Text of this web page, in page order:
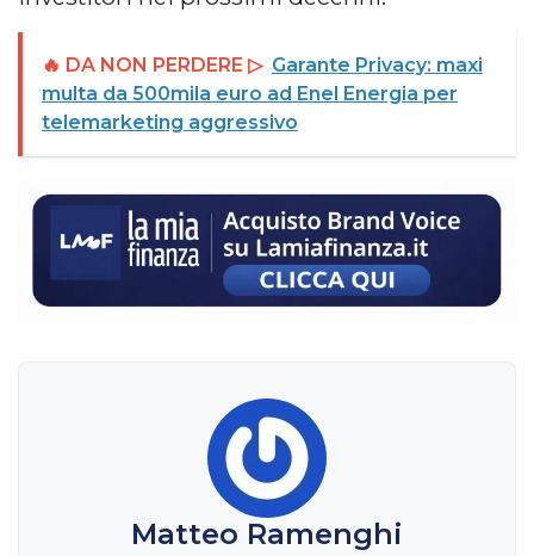
🔥 DA NON PERDERE ▷ Garante Privacy: maxi
multa da 500mila euro ad Enel Energia per
telemarketing aggressivo
Matteo Ramenghi